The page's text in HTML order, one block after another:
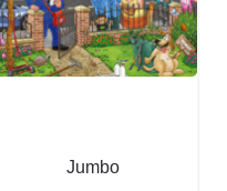
Jumbo